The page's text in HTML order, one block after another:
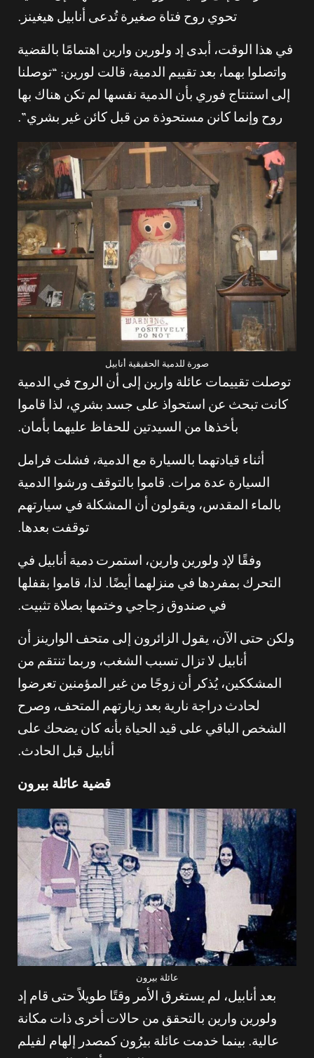
تحوي روح فتاة صغيرة تُدعى أنابيل هيغينز.
في هذا الوقت، أبدى إد ولورين وارين اهتمامًا بالقضية
واتصلوا بهما، بعد تقييم الدمية، قالت لورين: “توصلنا
إلى استنتاج فوري بأن الدمية نفسها لم تكن هناك بها
روح وإنما كانن مستحوذة من قبل كائن غير بشري”.
صورة للدمية الحقيقية أنابيل
توصلت تقييمات عائلة وارين إلى أن الروح في الدمية
كانت تبحث عن استحواذ على جسد بشري، لذا قاموا
بأخذها من السيدتين للحفاظ عليهما بأمان.
أثناء قيادتهما بالسيارة مع الدمية، فشلت فرامل
السيارة عدة مرات. قاموا بالتوقف ورشوا الدمية
بالماء المقدس، ويقولون أن المشكلة في سيارتهم
توقفت بعدها.
وفقًا لإد ولورين وارين، استمرت دمية أنابيل في
التحرك بمفردها في منزلهما أيضًا. لذا، قاموا بقفلها
في صندوق زجاجي وختمها بصلاة تثبيت.
ولكن حتى الآن، يقول الزائرون إلى متحف الوارينز أن
أنابيل لا تزال تسبب الشغب، وربما تنتقم من
المشككين، يُذكر أن زوجًا من غير المؤمنين تعرضوا
لحادث دراجة نارية بعد زيارتهم المتحف، وصرح
الشخص الباقي على قيد الحياة بأنه كان يضحك على
أنابيل قبل الحادث.
قضية عائلة بيرون
عائلة بيرون
بعد أنابيل، لم يستغرق الأمر وقتًا طويلاً حتى قام إد
ولورين وارين بالتحقق من حالات أخرى ذات مكانة
عالية. بينما خدمت عائلة بيرُون كمصدر إلهام لفيلم